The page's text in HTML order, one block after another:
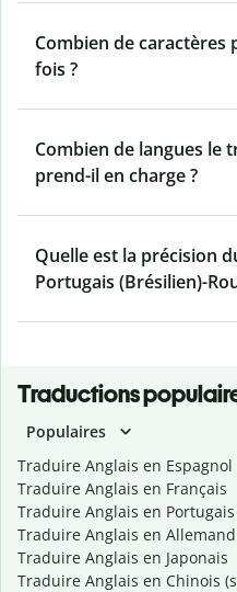
Combien de caractères
fois ?
Combien de langues le
prend-il en charge ?
Quelle est la précision
Portugais (Brésilien)-
Traductions
Populaires
Traduire Anglais en Espagnol
Traduire Anglais en Français
Traduire Anglais en
Traduire Anglais en Allemand
Traduire Anglais en Japonais
Traduire Anglais en Chinois